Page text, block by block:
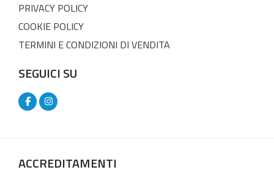
PRIVACY POLICY
COOKIE POLICY
TERMINI E CONDIZIONI DI VENDITA
SEGUICI SU
ACCREDITAMENTI